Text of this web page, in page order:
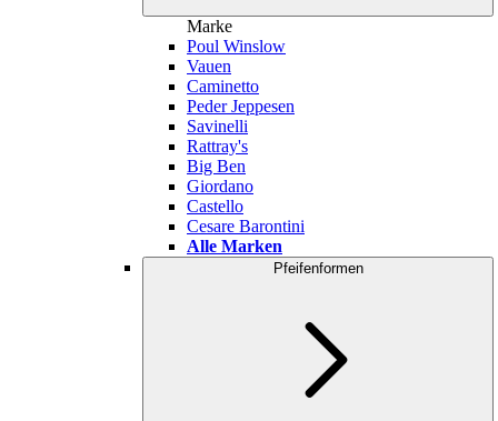
Marke
Poul Winslow
Vauen
Caminetto
Peder Jeppesen
Savinelli
Rattray's
Big Ben
Giordano
Castello
Cesare Barontini
Alle Marken
Pfeifenformen